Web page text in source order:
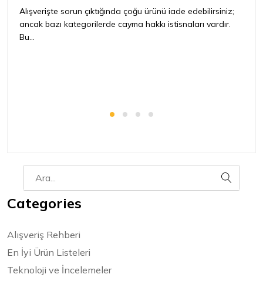
Alışverişte sorun çıktığında çoğu ürünü iade edebilirsiniz;
ancak bazı kategorilerde cayma hakkı istisnaları vardır.
Bu...
Categories
Alışveriş Rehberi
En İyi Ürün Listeleri
Teknoloji ve İncelemeler